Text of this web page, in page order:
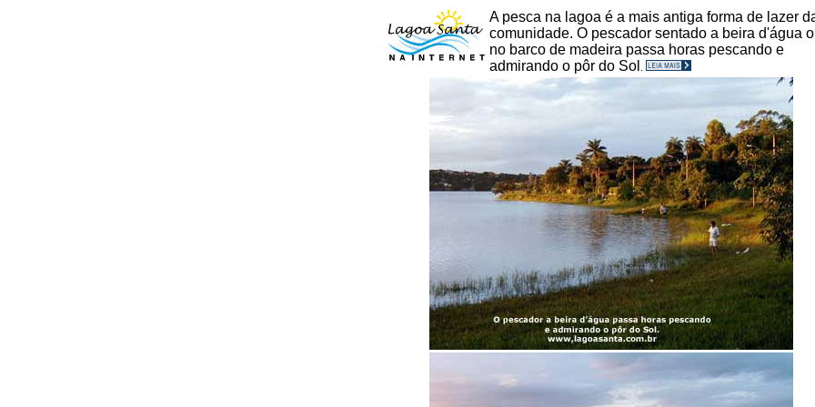
A pesca na lagoa é a mais antiga forma de lazer
comunidade. O pescador sentado a beira d'água
no barco de madeira passa horas pescando e
admirando o pôr do Sol